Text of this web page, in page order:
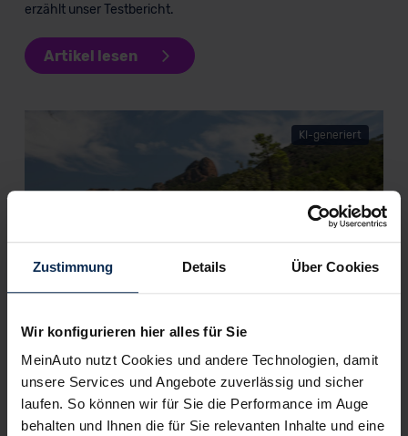
Zustimmung Details Über Cookies
Wir konfigurieren hier alles für Sie
MeinAuto nutzt Cookies und andere Technologien, damit
unsere Services und Angebote zuverlässig und sicher
laufen. So können wir für Sie die Performance im Auge
behalten und Ihnen die für Sie relevanten Inhalte und eine
erzählt unser Testbericht.
Artikel lesen
KI-generiert
der Namenskürzung?
Weitere Artikel im Automagazin